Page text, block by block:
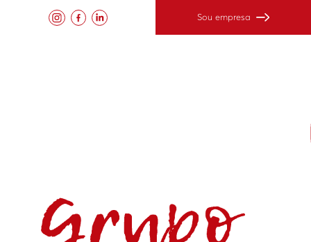
Sou empresa